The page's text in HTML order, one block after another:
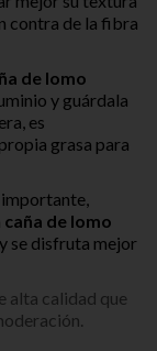
contra de la fibra
de lomo
y guárdala
es
grasa para
caña de lomo
se disfruta mejor
alta calidad que